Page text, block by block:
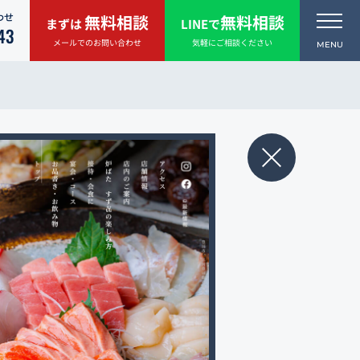
せ まずは無料相談
メールでのお問い合わせ
LINEで無料相談
気軽にご相談ください